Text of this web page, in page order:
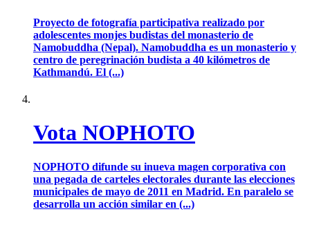
Proyecto de fotografía participativa realizado por
adolescentes monjes budistas del monasterio de
Namobuddha (Nepal). Namobuddha es un monasterio y
centro de peregrinación budista a 40 kilómetros de
Kathmandú. El (...)
Vota NOPHOTO
NOPHOTO difunde su inueva magen corporativa con
una pegada de carteles electorales durante las elecciones
municipales de mayo de 2011 en Madrid. En paralelo se
desarrolla un acción similar en (...)